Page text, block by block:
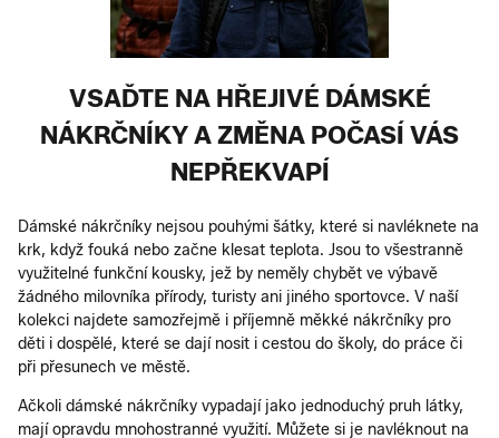
VSAĎTE NA HŘEJIVÉ DÁMSKÉ
NÁKRČNÍKY A ZMĚNA POČASÍ VÁS
NEPŘEKVAPÍ
Dámské nákrčníky nejsou pouhými šátky, které si navléknete na
krk, když fouká nebo začne klesat teplota. Jsou to všestranně
využitelné funkční kousky, jež by neměly chybět ve výbavě
žádného milovníka přírody, turisty ani jiného sportovce. V naší
kolekci najdete samozřejmě i příjemně měkké nákrčníky pro
děti i dospělé, které se dají nosit i cestou do školy, do práce či
při přesunech ve městě.
Ačkoli dámské nákrčníky vypadají jako jednoduchý pruh látky,
mají opravdu mnohostranné využití. Můžete si je navléknout na